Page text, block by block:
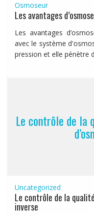
Osmoseur
Les avantages
Les avantages
avec le système
pression et elle pénètre
Le contrôle de la
Uncategorized
Le contrôle de la
inverse